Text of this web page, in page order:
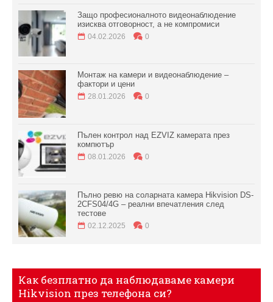
Защо професионалното видеонаблюдение
изисква отговорност, а не компромиси
04.02.2026 0
Монтаж на камери и видеонаблюдение –
фактори и цени
28.01.2026 0
Пълен контрол над EZVIZ камерата през
компютър
08.01.2026 0
Пълно ревю на соларната камера Hikvision DS-
2CFS04/4G – реални впечатления след
тестове
02.12.2025 0
Как безплатно да наблюдаваме камери
Hikvision през телефона си?